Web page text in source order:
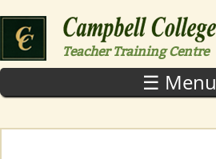
Teacher Training Centre
☰ Menu